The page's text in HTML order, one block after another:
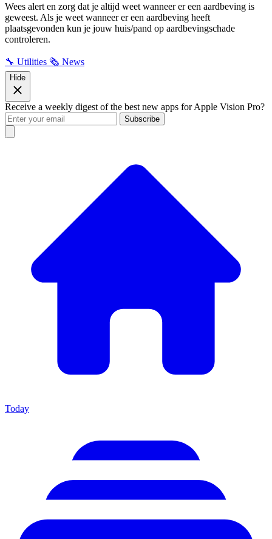
Wees alert en zorg dat je altijd weet wanneer er een aardbeving is
geweest. Als je weet wanneer er een aardbeving heeft
plaatsgevonden kun je jouw huis/pand op aardbevingschade
controleren.
🔧 Utilities 🗞️ News
Hide
Receive a weekly digest of the best new apps for Apple Vision Pro?
Subscribe
Today